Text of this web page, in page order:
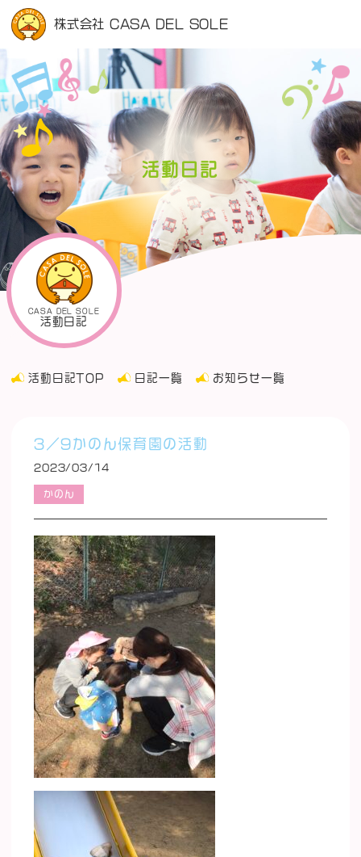
株式会社 CASA DEL SOLE
活動日記
CASA DEL SOLE
活動日記
活動日記TOP 日記一覧 お知らせ一覧
3／9かのん保育園の活動
2023/03/14
かのん